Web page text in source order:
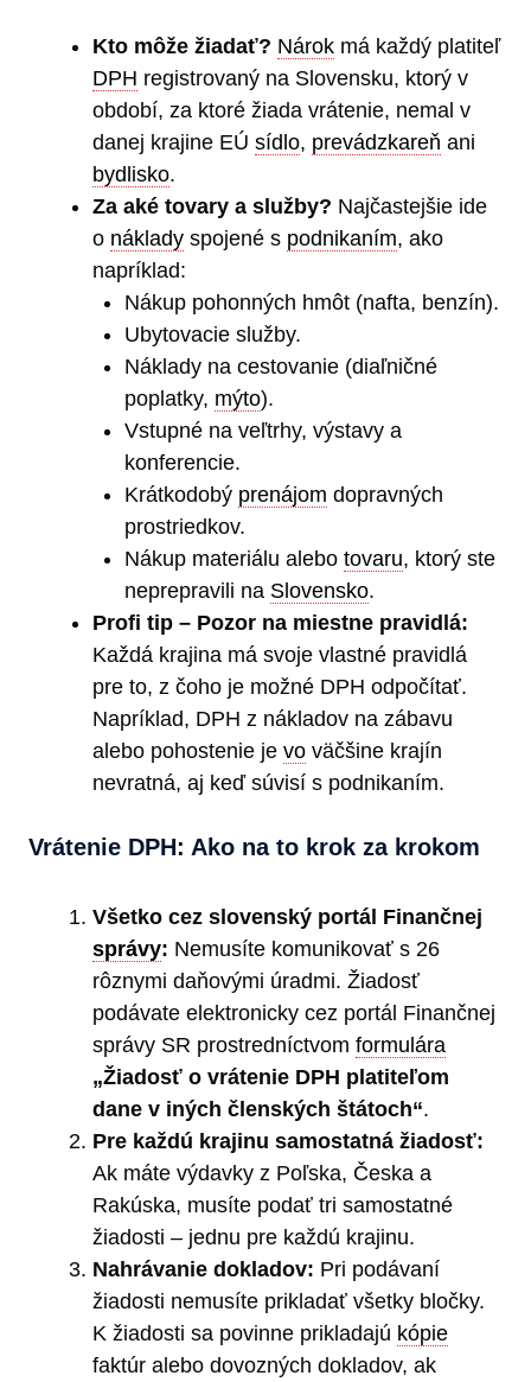
Kto môže žiadať? Nárok má každý platiteľ
DPH registrovaný na Slovensku, ktorý v
období, za ktoré žiada vrátenie, nemal v
danej krajine EÚ sídlo, prevádzkareň ani
bydlisko.
Za aké tovary a služby? Najčastejšie ide
o náklady spojené s podnikaním, ako
napríklad:
Nákup pohonných hmôt (nafta, benzín).
Ubytovacie služby.
Náklady na cestovanie (diaľničné
poplatky, mýto).
Vstupné na veľtrhy, výstavy a
konferencie.
Krátkodobý prenájom dopravných
prostriedkov.
Nákup materiálu alebo tovaru, ktorý ste
neprepravili na Slovensko.
Profi tip – Pozor na miestne pravidlá:
Každá krajina má svoje vlastné pravidlá
pre to, z čoho je možné DPH odpočítať.
Napríklad, DPH z nákladov na zábavu
alebo pohostenie je vo väčšine krajín
nevratná, aj keď súvisí s podnikaním.
Vrátenie DPH: Ako na to krok za krokom
Všetko cez slovenský portál Finančnej
správy: Nemusíte komunikovať s 26
rôznymi daňovými úradmi. Žiadosť
podávate elektronicky cez portál Finančnej
správy SR prostredníctvom formulára
„Žiadosť o vrátenie DPH platiteľom
dane v iných členských štátoch“.
Pre každú krajinu samostatná žiadosť:
Ak máte výdavky z Poľska, Česka a
Rakúska, musíte podať tri samostatné
žiadosti – jednu pre každú krajinu.
Nahrávanie dokladov: Pri podávaní
žiadosti nemusíte prikladať všetky bločky.
K žiadosti sa povinne prikladajú kópie
faktúr alebo dovozných dokladov, ak